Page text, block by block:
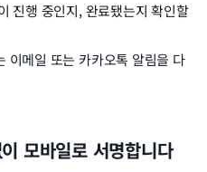
진행 중인지, 완료됐는지 확인할
이메일 또는 카카오톡 알림을 다
모바일로 서명합니다